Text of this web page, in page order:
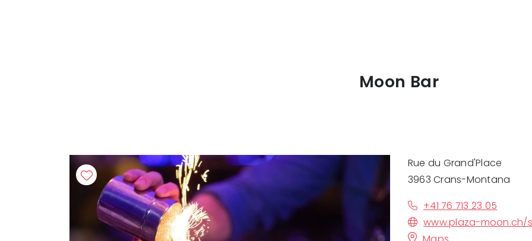
Moon Bar
Rue du Grand'Place
3963 Crans-Montana
+41 76 713 23 05
www.plaza-moon.ch/